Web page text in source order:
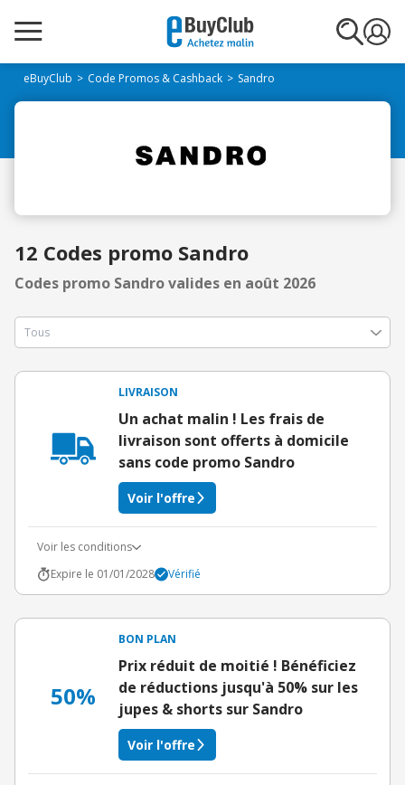
eBuyClub Code Promos & Cashback Sandro
12 Codes promo Sandro
Codes promo Sandro valides en août 2026
LIVRAISON
Un achat malin ! Les frais de
livraison sont offerts à domicile
sans code promo Sandro
Voir l'offre
Voir les conditions
Expire le 01/01/2028
Vérifié
50%
BON PLAN
Prix réduit de moitié ! Bénéficiez
de réductions jusqu'à 50% sur les
jupes & shorts sur Sandro
Voir l'offre